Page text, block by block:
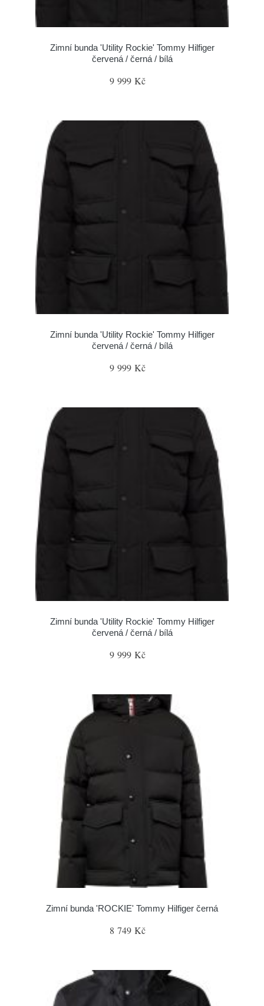
Zimní bunda 'Utility Rockie' Tommy Hilfiger
červená / černá / bílá
9 999 Kč
Zimní bunda 'Utility Rockie' Tommy Hilfiger
červená / černá / bílá
9 999 Kč
Zimní bunda 'Utility Rockie' Tommy Hilfiger
červená / černá / bílá
9 999 Kč
Zimní bunda 'ROCKIE' Tommy Hilfiger černá
8 749 Kč